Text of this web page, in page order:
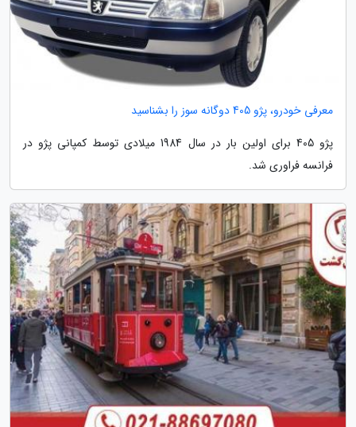
معرفی خودرو، پژو 405 دوگانه سوز را بشناسید
پژو 405 برای اولین بار در سال 1984 میلادی توسط کمپانی پژو در
فرانسه فراوری شد.